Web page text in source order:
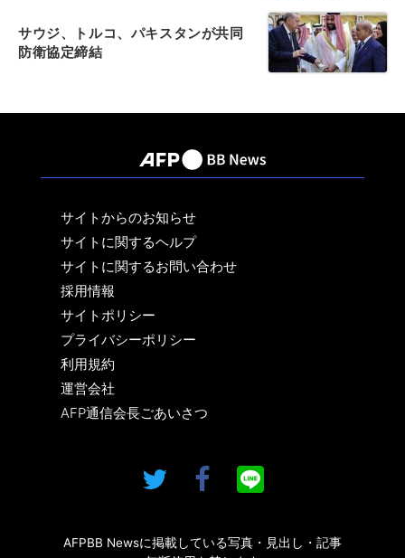
サウジ、トルコ、パキスタンが共同
防衛協定締結
サイトからのお知らせ
サイトに関するヘルプ
サイトに関するお問い合わせ
採用情報
サイトポリシー
プライバシーポリシー
利用規約
運営会社
AFP通信会長ごあいさつ
AFPBB Newsに掲載している写真・見出し・記事